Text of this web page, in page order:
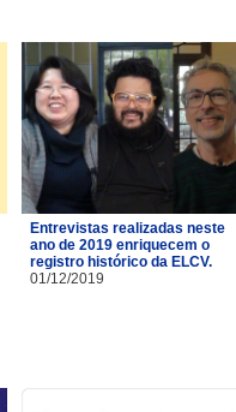
Entrevistas realizadas neste
ano de 2019 enriquecem o
registro histórico da ELCV.
01/12/2019